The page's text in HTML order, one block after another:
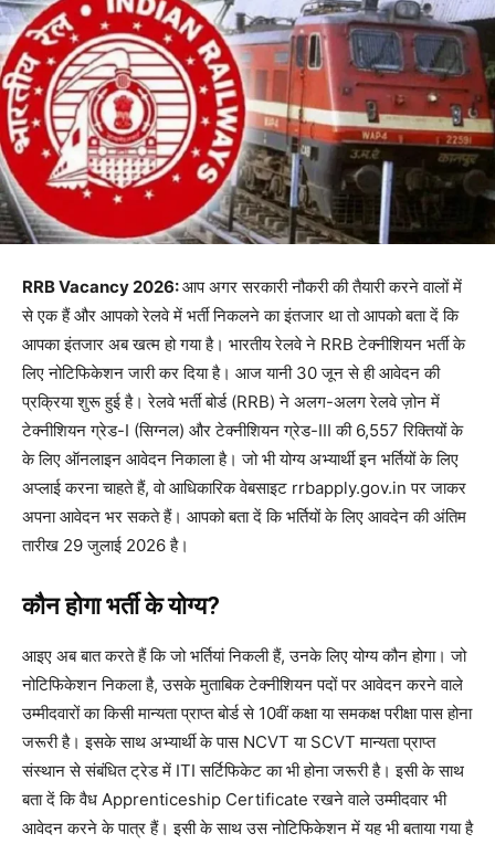
RRB Vacancy 2026:आप अगर सरकारी नौकरी की तैयारी करने वालों में
से एक हैं और आपको रेलवे में भर्ती निकलने का इंतजार था तो आपको बता दें कि
आपका इंतजार अब खत्म हो गया है। भारतीय रेलवे ने RRB टेक्नीशियन भर्ती के
लिए नोटिफिकेशन जारी कर दिया है। आज यानी 30 जून से ही आवेदन की
प्रक्रिया शुरू हुई है। रेलवे भर्ती बोर्ड (RRB) ने अलग-अलग रेलवे ज़ोन में
टेक्नीशियन ग्रेड-I (सिग्नल) और टेक्नीशियन ग्रेड-III की 6,557 रिक्तियों के
के लिए ऑनलाइन आवेदन निकाला है। जो भी योग्य अभ्यार्थी इन भर्तियों के लिए
अप्लाई करना चाहते हैं, वो आधिकारिक वेबसाइट rrbapply.gov.in पर जाकर
अपना आवेदन भर सकते हैं। आपको बता दें कि भर्तियों के लिए आवदेन की अंतिम
तारीख 29 जुलाई 2026 है।
कौन होगा भर्ती के योग्य?
आइए अब बात करते हैं कि जो भर्तियां निकली हैं, उनके लिए योग्य कौन होगा। जो
नोटिफिकेशन निकला है, उसके मुताबिक टेक्नीशियन पदों पर आवेदन करने वाले
उम्मीदवारों का किसी मान्यता प्राप्त बोर्ड से 10वीं कक्षा या समकक्ष परीक्षा पास होना
जरूरी है। इसके साथ अभ्यार्थी के पास NCVT या SCVT मान्यता प्राप्त
संस्थान से संबंधित ट्रेड में ITI सर्टिफिकेट का भी होना जरूरी है। इसी के साथ
बता दें कि वैध Apprenticeship Certificate रखने वाले उम्मीदवार भी
आवेदन करने के पात्र हैं। इसी के साथ उस नोटिफिकेशन में यह भी बताया गया है